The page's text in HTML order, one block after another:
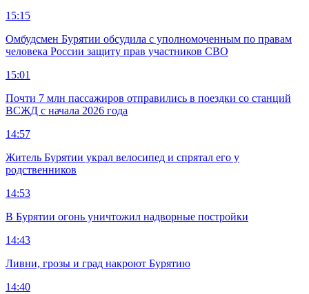
15:15
Омбудсмен Бурятии обсудила с уполномоченным по правам
человека России защиту прав участников СВО
15:01
Почти 7 млн пассажиров отправились в поездки со станций
ВСЖД с начала 2026 года
14:57
Житель Бурятии украл велосипед и спрятал его у
родственников
14:53
В Бурятии огонь уничтожил надворные постройки
14:43
Ливни, грозы и град накроют Бурятию
14:40